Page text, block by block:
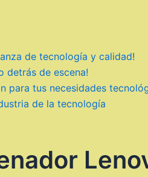
de tecnología y calidad!
detrás de escena!
para tus necesidades
de la tecnología